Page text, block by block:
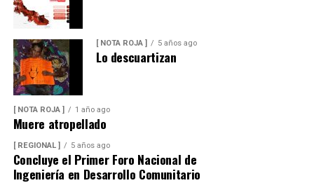
[ NOTA ROJA ] 5 años ago
Lo descuartizan
[ NOTA ROJA ] 1 año ago
Muere atropellado
[ REGIONAL ] 5 años ago
Concluye el Primer Foro Nacional de
Ingeniería en Desarrollo Comunitario